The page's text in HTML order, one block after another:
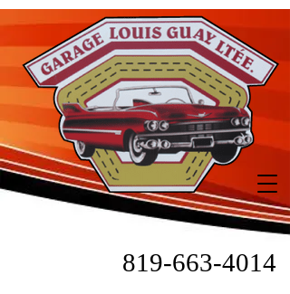
819-663-4014